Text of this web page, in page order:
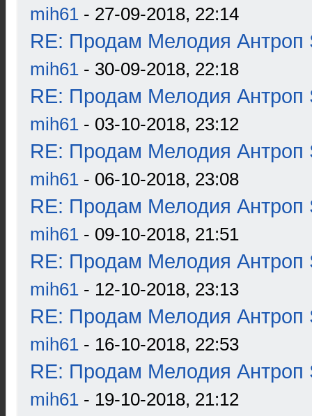
mih61 - 27-09-2018, 22:14
RE: Продам Мелодия Антроп
mih61 - 30-09-2018, 22:18
RE: Продам Мелодия Антроп
mih61 - 03-10-2018, 23:12
RE: Продам Мелодия Антроп
mih61 - 06-10-2018, 23:08
RE: Продам Мелодия Антроп
mih61 - 09-10-2018, 21:51
RE: Продам Мелодия Антроп
mih61 - 12-10-2018, 23:13
RE: Продам Мелодия Антроп
mih61 - 16-10-2018, 22:53
RE: Продам Мелодия Антроп
mih61 - 19-10-2018, 21:12